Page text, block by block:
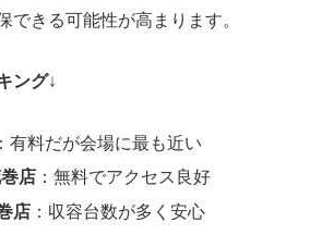
できる可能性が高まります。
ング↓
：有料だが会場に最も近い
店 ：無料でアクセス良好
店 ：収容台数が多く安心